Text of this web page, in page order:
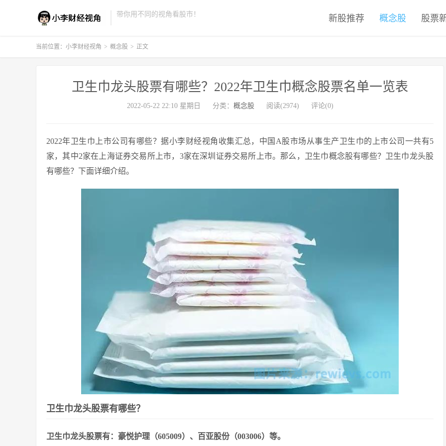
带你用不同的视角看股市！ 新股推荐 概念股 股票
当前位置： 小李财经视角 > 概念股 > 正文
卫生巾龙头股票有哪些？2022年卫生巾概念股票名单一览表
2022-05-22 22:10 星期日 分类： 概念股 阅读(2974) 评论(0)
2022年卫生巾上市公司有哪些？据小李财经视角收集汇总，中国A股市场从事生产卫生巾的上市公司一共有5
家，其中2家在上海证券交易所上市，3家在深圳证券交易所上市。那么，卫生巾概念股有哪些？卫生巾龙头股
有哪些？下面详细介绍。
卫生巾龙头股票有哪些？
卫生巾龙头股票有：豪悦护理（605009）、百亚股份（003006）等。